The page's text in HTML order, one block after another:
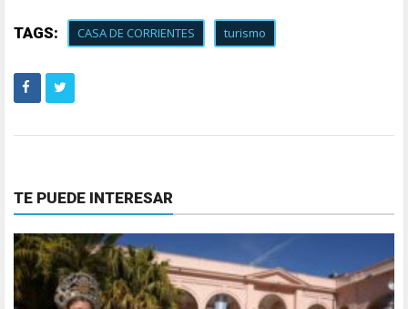
TAGS: CASA DE CORRIENTES turismo
TE PUEDE INTERESAR